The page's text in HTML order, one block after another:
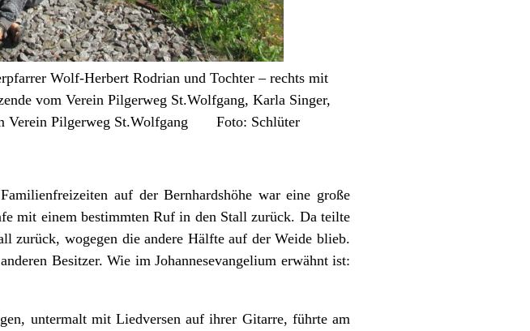
Wolf-Herbert Rodrian und Tochter – rechts mit
vom Verein Pilgerweg St.Wolfgang, Karla Singer,
Verein Pilgerweg St.Wolfgang Foto: Schlüter
auf der Bernhardshöhe war eine große
mit einem bestimmten Ruf in den Stall zurück. Da teilte
zurück, wogegen die andere Hälfte auf der Weide blieb.
Besitzer. Wie im Johannesevangelium erwähnt ist:
untermalt mit Liedversen auf ihrer Gitarre, führte am